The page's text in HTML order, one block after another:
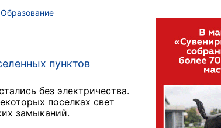
Образование
пунктов
без электричества.
поселках свет
замыканий.